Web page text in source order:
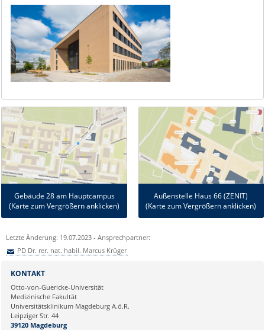
Gebäude 28 am Hauptcampus
(Karte zum Vergrößern anklicken)
Außenstelle Haus 66 (ZENIT)
(Karte zum Vergrößern anklicken)
Letzte Änderung: 19.07.2023 - Ansprechpartner:
PD Dr. rer. nat. habil. Marcus Krüger
Krüger
Ihre E-Mailadresse:
Ihr Anliegen:
KONTAKT
Otto-von-Guericke-Universität
Medizinische Fakultät
Universitätsklinikum Magdeburg A.ö.R.
Leipziger Str. 44
39120 Magdeburg